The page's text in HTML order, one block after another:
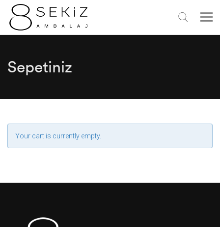
Sepetiniz
Your cart is currently empty.